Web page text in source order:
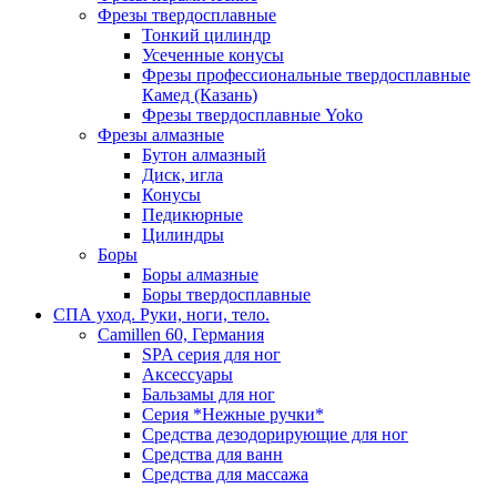
Фрезы твердосплавные
Тонкий цилиндр
Усеченные конусы
Фрезы профессиональные твердосплавные
Камед (Казань)
Фрезы твердосплавные Yoko
Фрезы алмазные
Бутон алмазный
Диск, игла
Конусы
Педикюрные
Цилиндры
Боры
Боры алмазные
Боры твердосплавные
СПА уход. Руки, ноги, тело.
Camillen 60, Германия
SPA серия для ног
Аксессуары
Бальзамы для ног
Серия *Нежные ручки*
Средства дезодорирующие для ног
Средства для ванн
Средства для массажа